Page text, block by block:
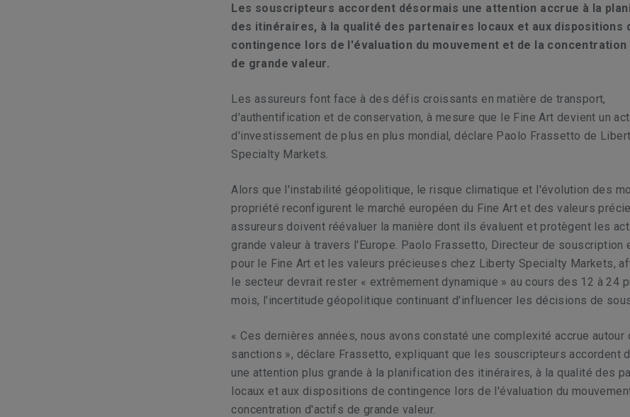
Les souscripteurs accordent désormais une attention accrue à la
des itinéraires, à la qualité des partenaires locaux et aux dispositions
contingence lors de l'évaluation du mouvement et de la
de grande valeur.
Les assureurs font face à des défis croissants en matière de transport,
d'authentification et de conservation, à mesure que le Fine Art devient un
d'investissement de plus en plus mondial, déclare Paolo Frassetto de
Specialty Markets.
Alors que l'instabilité géopolitique, le risque climatique et l'évolution des
propriété reconfigurent le marché européen du Fine Art et des valeurs
assureurs doivent réévaluer la manière dont ils évaluent et protègent les
grande valeur à travers l'Europe. Paolo Frassetto, Directeur de souscription
pour le Fine Art et les valeurs précieuses chez Liberty Specialty Markets,
le secteur devrait rester « extrêmement dynamique » au cours des 12 à 24
mois, l'incertitude géopolitique continuant d'influencer les décisions de
« Ces dernières années, nous avons constaté une complexité accrue autour
sanctions », déclare Frassetto, expliquant que les souscripteurs accordent
une attention plus grande à la planification des itinéraires, à la qualité des
locaux et aux dispositions de contingence lors de l'évaluation du
concentration d'actifs de grande valeur.